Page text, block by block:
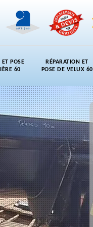
ET POSE
60
RÉPARATION ET
POSE DE VELUX 60